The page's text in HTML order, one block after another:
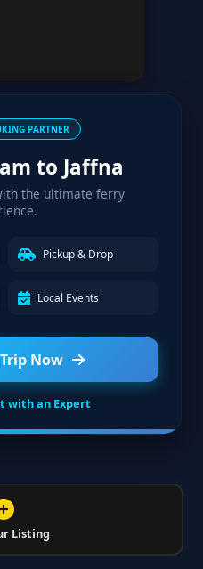
PARTNER
to Jaffna
the ultimate ferry
Pickup & Drop
Local Events
Now
with an Expert
Listing